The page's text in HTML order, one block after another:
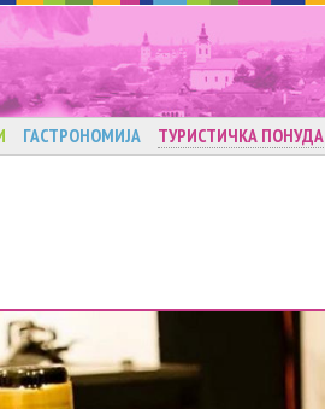
ГАСТРОНОМИЈА ТУРИСТИЧКА ПОНУДА